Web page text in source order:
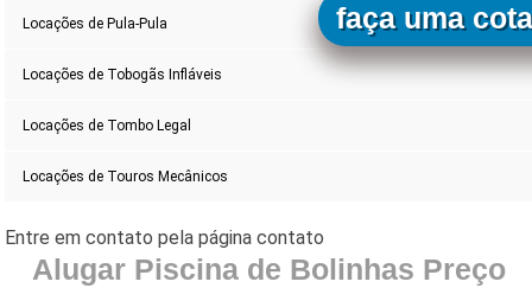
Locações de Pula-Pula
Locações de Tobogãs Infláveis
Locações de Tombo Legal
Locações de Touros Mecânicos
Alugar Piscina de Bolinhas Preço
faça uma